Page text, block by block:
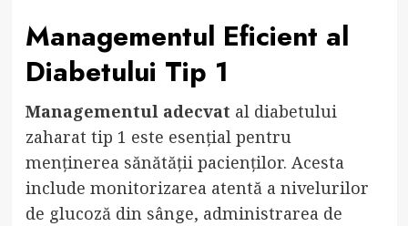
Managementul Eficient al
Diabetului Tip 1
Managementul adecvat al diabetului
zaharat tip 1 este esențial pentru
menținerea sănătății pacienților. Acesta
include monitorizarea atentă a nivelurilor
de glucoză din sânge, administrarea de